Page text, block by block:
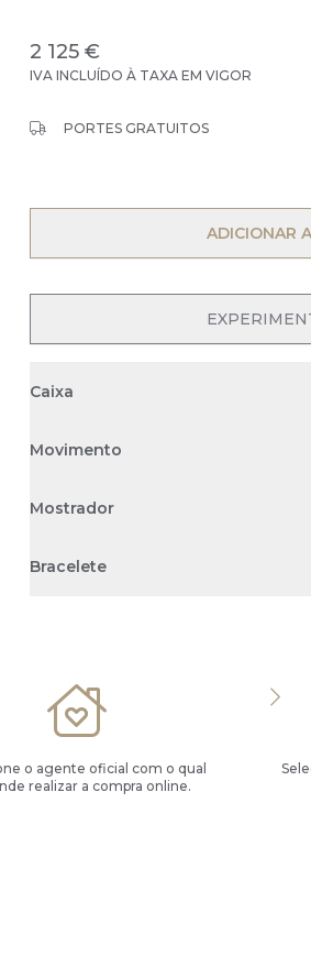
2 125 €
IVA INCLUÍDO À TAXA EM VIGOR
PORTES GRATUITOS
ADICIONAR
OPEN MENU
Caixa
Movimento
Mostrador
Bracelete
o agente oficial com o qual
realizar a compra online.